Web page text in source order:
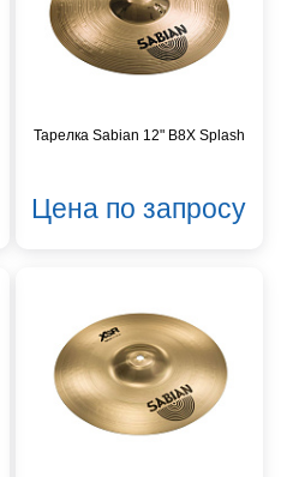
Тарелка Sabian 12" B8X Splash
Цена по запросу